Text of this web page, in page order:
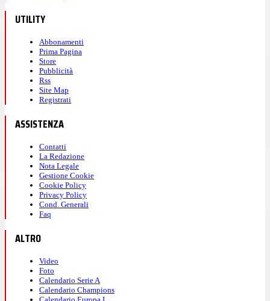
UTILITY
Abbonamenti
Prima Pagina
Store
Pubblicità
Rss
Site Map
Registrati
ASSISTENZA
Contatti
La Redazione
Nota Legale
Gestione Cookie
Cookie Policy
Privacy Policy
Cond. Generali
Faq
ALTRO
Video
Foto
Calendario Serie A
Calendario Champions